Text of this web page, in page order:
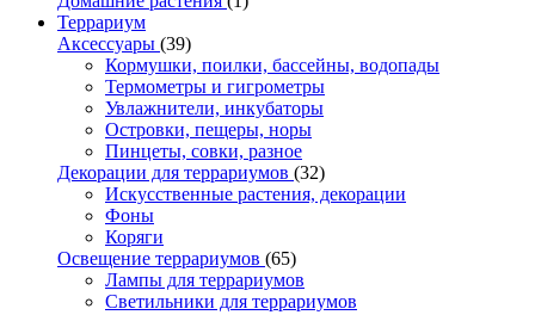
Террариум
Аксессуары (39)
Кормушки, поилки, бассейны, водопады
Термометры и гигрометры
Увлажнители, инкубаторы
Островки, пещеры, норы
Пинцеты, совки, разное
Декорации для террариумов (32)
Искусственные растения, декорации
Фоны
Коряги
Освещение террариумов (65)
Лампы для террариумов
Светильники для террариумов